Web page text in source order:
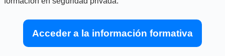
Acceder a la información formativa